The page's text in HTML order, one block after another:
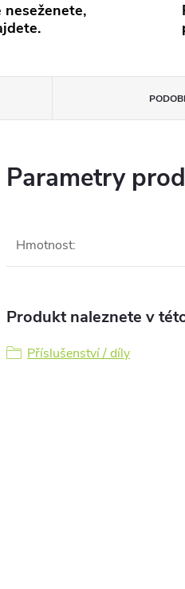
neseženete,
Parametry
Hmotnost:
Produkt naleznete v
Příslušenství / díly